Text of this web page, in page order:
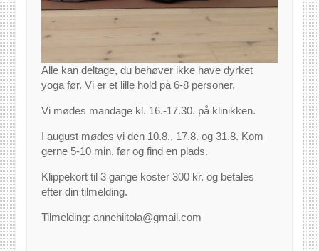
Alle kan deltage, du behøver ikke have dyrket
yoga før. Vi er et lille hold på 6-8 personer.
Vi mødes mandage kl. 16.-17.30. på klinikken.
I august mødes vi den 10.8., 17.8. og 31.8. Kom
gerne 5-10 min. før og find en plads.
Klippekort til 3 gange koster 300 kr. og betales
efter din tilmelding.
Tilmelding: annehiitola@gmail.com